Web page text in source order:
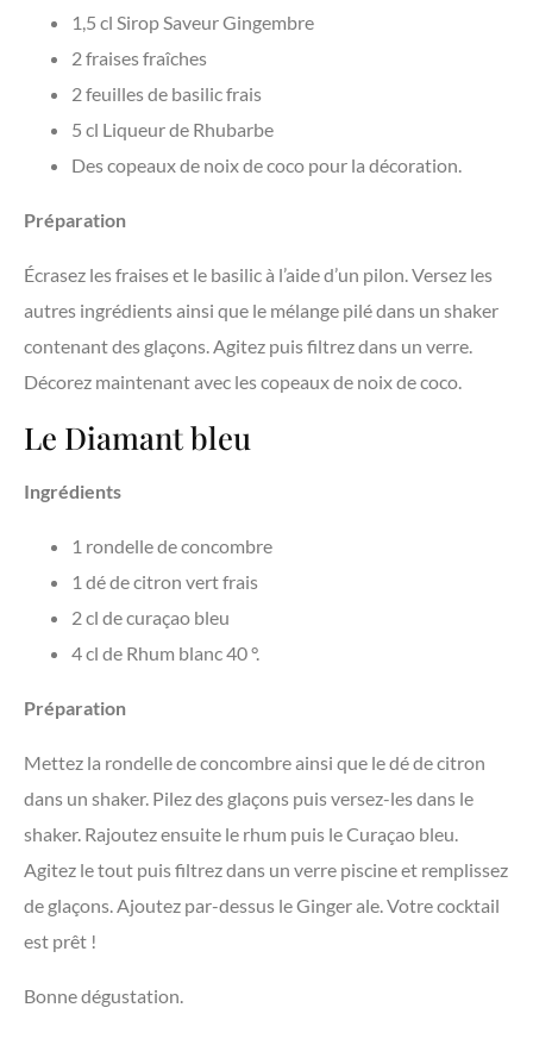
1,5 cl Sirop Saveur Gingembre
2 fraises fraîches
2 feuilles de basilic frais
5 cl Liqueur de Rhubarbe
Des copeaux de noix de coco pour la décoration.
Préparation
Écrasez les fraises et le basilic à l’aide d’un pilon. Versez les
autres ingrédients ainsi que le mélange pilé dans un shaker
contenant des glaçons. Agitez puis filtrez dans un verre.
Décorez maintenant avec les copeaux de noix de coco.
Le Diamant bleu
Ingrédients
1 rondelle de concombre
1 dé de citron vert frais
2 cl de curaçao bleu
4 cl de Rhum blanc 40 °.
Préparation
Mettez la rondelle de concombre ainsi que le dé de citron
dans un shaker. Pilez des glaçons puis versez-les dans le
shaker. Rajoutez ensuite le rhum puis le Curaçao bleu.
Agitez le tout puis filtrez dans un verre piscine et remplissez
de glaçons. Ajoutez par-dessus le Ginger ale. Votre cocktail
est prêt !
Bonne dégustation.